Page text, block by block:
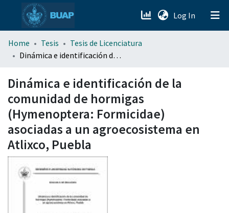
Log In (current)
menu.section.about_menu
Home Tesis
Tesis de Licenciatura
Dinámica e identificación de la comunidad de hormigas (Hymenoptera: Formicidae) asociadas a un agroecosistema en Atlixco, Puebla
Dinámica e identificación de la
comunidad de hormigas
(Hymenoptera: Formicidae)
asociadas a un agroecosistema en
Atlixco, Puebla